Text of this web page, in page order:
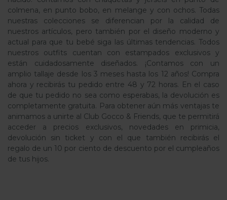
colmena, en punto bobo, en melange y con ochos. Todas
nuestras colecciones se diferencian por la calidad de
nuestros artículos, pero también por el diseño moderno y
actual para que tu bebé siga las últimas tendencias. Todos
nuestros outfits cuentan con estampados exclusivos y
están cuidadosamente diseñados. ¡Contamos con un
amplio tallaje desde los 3 meses hasta los 12 años! Compra
ahora y recibirás tu pedido entre 48 y 72 horas. En el caso
de que tu pedido no sea como esperabas, la devolución es
completamente gratuita. Para obtener aún más ventajas te
animamos a unirte al Club Gocco & Friends, que te permitirá
acceder a precios exclusivos, novedades en primicia,
devolución sin ticket y con el que también recibirás el
regalo de un 10 por ciento de descuento por el cumpleaños
de tus hijos.